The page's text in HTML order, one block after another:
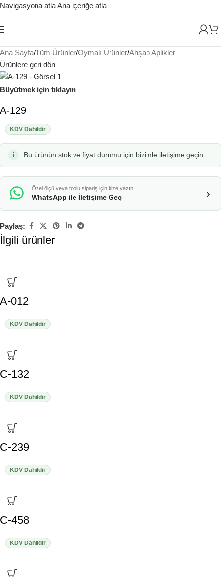
Navigasyona atlaAna içeriğe atla
Ana Sayfa/Tüm Ürünler/Oymalı Ürünler/Ahşap Aplikler
Ürünlere geri dön
Büyütmek için tıklayın
A-129
KDV Dahildir
Bu ürünün stok ve fiyat durumu için bizimle iletişime geçin.
Özel ölçü veya toplu sipariş için bize yazın
WhatsApp ile İletişime Geç ›
Paylaş:
İlgili ürünler
A-012
KDV Dahildir
C-132
KDV Dahildir
C-239
KDV Dahildir
C-458
KDV Dahildir